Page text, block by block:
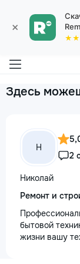
×
Здесь
Н
2
Николай
Ремонт и
бытовой
жизни вашу